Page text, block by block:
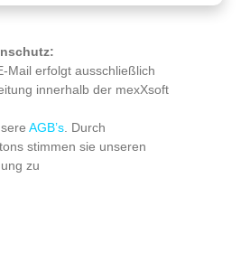
Mail erfolgt ausschließlich
innerhalb der mexXsoft
AGB’s. Durch
stimmen sie unseren
zu